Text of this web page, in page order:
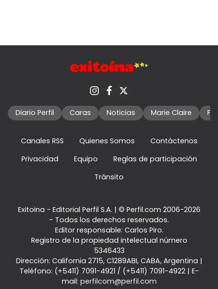
Diario Perfil Caras Noticias Marie Claire
Canales RSS Quienes Somos
Contáctenos
Privacidad
Equipo
Reglas de participación
Tránsito
Exitoina - Editorial Perfil S.A. | © Perfil.com 2006-2026
- Todos los derechos reservados.
Editor responsable: Carlos Piro.
Registro de la propiedad intelectual número
5346433
Dirección: California 2715, C1289ABI, CABA, Argentina |
Teléfono: (+5411) 7091-4921 / (+5411) 7091-4922| E-
mail: perfilcom@perfil.com